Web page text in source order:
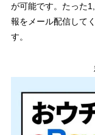
が可能です。たった
報をメール配信して
す。